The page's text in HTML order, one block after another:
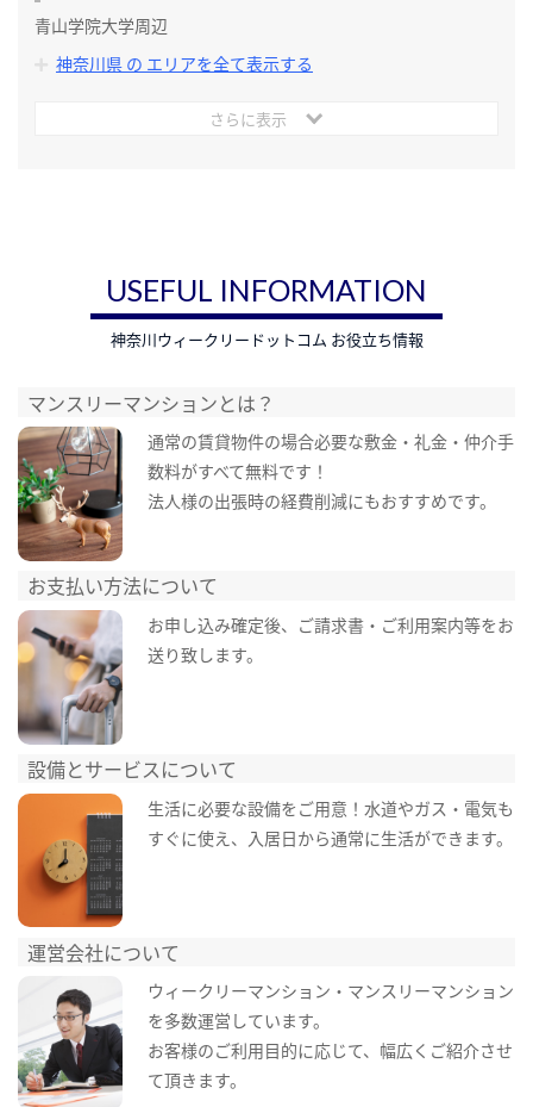
青山学院大学周辺
神奈川県 の エリアを全て表示する
さらに表示
USEFUL INFORMATION
神奈川ウィークリードットコム お役立ち情報
マンスリーマンションとは？
通常の賃貸物件の場合必要な敷金・礼金・仲介手
数料がすべて無料です！
法人様の出張時の経費削減にもおすすめです。
お支払い方法について
お申し込み確定後、ご請求書・ご利用案内等をお
送り致します。
設備とサービスについて
生活に必要な設備をご用意！水道やガス・電気も
すぐに使え、入居日から通常に生活ができます。
運営会社について
ウィークリーマンション・マンスリーマンション
を多数運営しています。
お客様のご利用目的に応じて、幅広くご紹介させ
て頂きます。